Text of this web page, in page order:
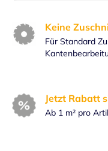
Keine
Für Standard
Jetzt Rabatt
Ab 1 m² pro